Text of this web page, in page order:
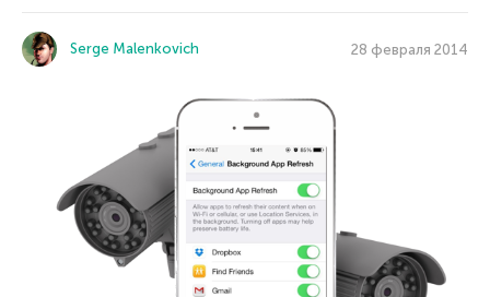
Serge Malenkovich 28 февраля 2014